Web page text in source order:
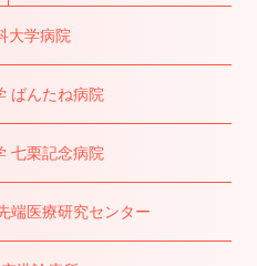
大学病院
ばんたね病院
七栗記念病院
端医療研究センター